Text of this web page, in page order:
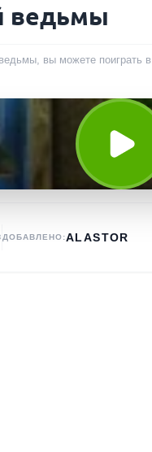
ведьмы
вы можете поиграть
ДОБАВЛЕНО:ALASTOR